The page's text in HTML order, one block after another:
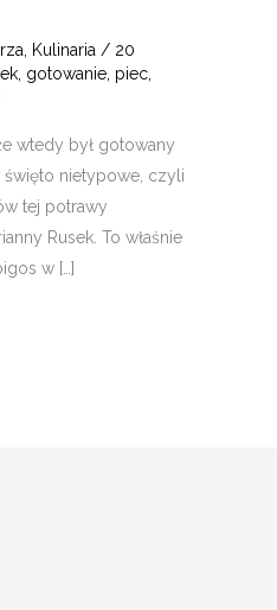
Kulinaria / 20
gotowanie piec
wtedy był gotowany
nietypowe, czyli
tej potrawy
Rusek. To właśnie
w […]